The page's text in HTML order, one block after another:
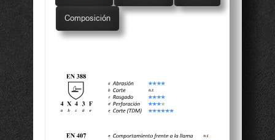
Conformidad UE
Composición